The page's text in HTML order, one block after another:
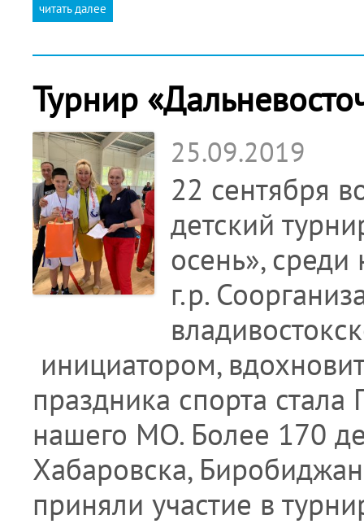
читать далее
Турнир
25.09.2019
22 сентября
детский
осень»,
г.р.
инициатором,
праздника спорта
нашего МО. Более 170
Хабаровска,
приняли участие в